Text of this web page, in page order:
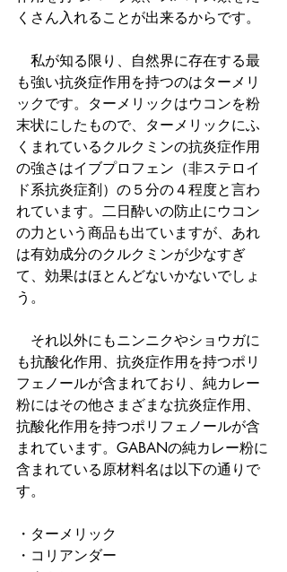
くさん入れることが出来るからです。
私が知る限り、自然界に存在する最
も強い抗炎症作用を持つのはターメリ
ックです。ターメリックはウコンを粉
末状にしたもので、ターメリックにふ
くまれているクルクミンの抗炎症作用
の強さはイブプロフェン（非ステロイ
ド系抗炎症剤）の５分の４程度と言わ
れています。二日酔いの防止にウコン
の力という商品も出ていますが、あれ
は有効成分のクルクミンが少なすぎ
て、効果はほとんどないかないでしょ
う。
それ以外にもニンニクやショウガに
も抗酸化作用、抗炎症作用を持つポリ
フェノールが含まれており、純カレー
粉にはその他さまざまな抗炎症作用、
抗酸化作用を持つポリフェノールが含
まれています。GABANの純カレー粉に
含まれている原材料名は以下の通りで
す。
・ターメリック
・コリアンダー